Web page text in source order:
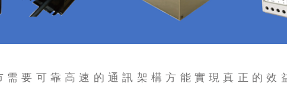
要可靠高速的通訊架構方能實現真正的效